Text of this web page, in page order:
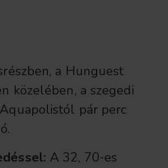
a Hunguest
közelében, a szegedi
pár perc
A 32, 70-es